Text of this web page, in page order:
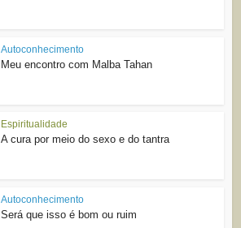
Autoconhecimento
Meu encontro com Malba Tahan
Espiritualidade
A cura por meio do sexo e do tantra
Autoconhecimento
Será que isso é bom ou ruim